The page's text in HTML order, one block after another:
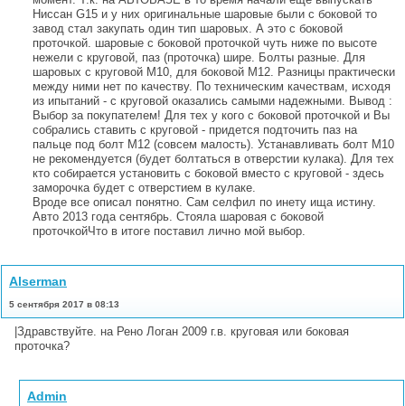
Ниссан G15 и у них оригинальные шаровые были с боковой то
завод стал закупать один тип шаровых. А это с боковой
проточкой. шаровые с боковой проточкой чуть ниже по высоте
нежели с круговой, паз (проточка) шире. Болты разные. Для
шаровых с круговой М10, для боковой М12. Разницы практически
между ними нет по качеству. По техническим качествам, исходя
из ипытаний - с круговой оказались самыми надежными. Вывод :
Выбор за покупателем! Для тех у кого с боковой проточкой и Вы
собрались ставить с круговой - придется подточить паз на
пальце под болт М12 (совсем малость). Устанавливать болт М10
не рекомендуется (будет болтаться в отверстии кулака). Для тех
кто собирается установить с боковой вместо с круговой - здесь
заморочка будет с отверстием в кулаке.
Вроде все описал понятно. Сам селфил по инету ища истину.
Авто 2013 года сентябрь. Стояла шаровая с боковой
проточкойЧто в итоге поставил лично мой выбор.
Alserman
5 сентября 2017 в 08:13
|Здравствуйте. на Рено Логан 2009 г.в. круговая или боковая
проточка?
Admin